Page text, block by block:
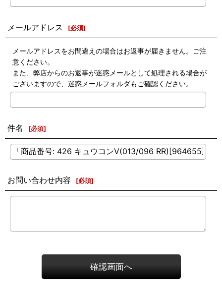
メールアドレス [必須]
メールアドレスをお間違えの場合はお返事が届きません。ご注
意ください。
また、弊店からのお返事が迷惑メールとして処理される場合が
ございますので、迷惑メールフォルダもご確認ください。
件名 [必須]
お問い合わせ内容 [必須]
確認画面へ